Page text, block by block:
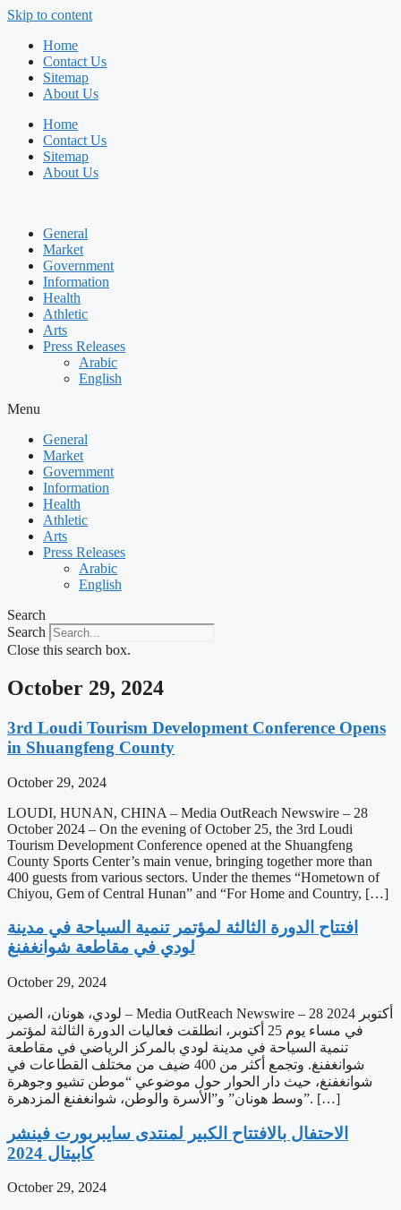
Skip to content
Home
Contact Us
Sitemap
About Us
Home
Contact Us
Sitemap
About Us
General
Market
Government
Information
Health
Athletic
Arts
Press Releases
Arabic
English
Menu
General
Market
Government
Information
Health
Athletic
Arts
Press Releases
Arabic
English
Search
Search
Close this search box.
October 29, 2024
3rd Loudi Tourism Development Conference Opens
in Shuangfeng County
October 29, 2024
LOUDI, HUNAN, CHINA – Media OutReach Newswire – 28
October 2024 – On the evening of October 25, the 3rd Loudi
Tourism Development Conference opened at the Shuangfeng
County Sports Center’s main venue, bringing together more than
400 guests from various sectors. Under the themes “Hometown of
Chiyou, Gem of Central Hunan” and “For Home and Country, […]
‫افتتاح الدورة الثالثة لمؤتمر تنمية السياحة في مدينة
لودي في مقاطعة شوانغفنغ
October 29, 2024
لودي، هونان، الصين – Media OutReach Newswire – 28 أكتوبر 2024
في مساء يوم 25 أكتوبر، انطلقت فعاليات الدورة الثالثة لمؤتمر
تنمية السياحة في مدينة لودي بالمركز الرياضي في مقاطعة
شوانغفنغ. وتجمع أكثر من 400 ضيف من مختلف القطاعات في
شوانغفنغ، حيث دار الحوار حول موضوعي “موطن تشيو وجوهرة
وسط هونان” و”الأسرة والوطن، شوانغفنغ المزدهرة”. […]
‫الاحتفال بالافتتاح الكبير لمنتدى سايبربورت فينشر
كابيتال 2024
October 29, 2024